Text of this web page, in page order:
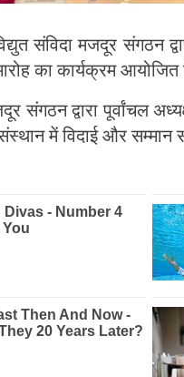
संविदा मजदूर संगठन
का कार्यक्रम आयोजित
संगठन द्वारा पूर्वांचल
में विदाई और